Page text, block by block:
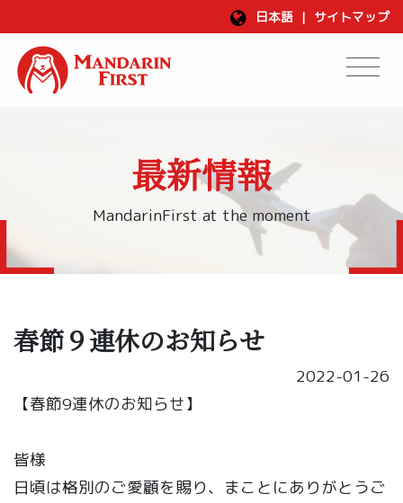
日本語 | サイトマップ
最新情報
MandarinFirst at the moment
春節９連休のお知らせ
2022-01-26
【春節9連休のお知らせ】
皆様
日頃は格別のご愛顧を賜り、まことにありがとうご